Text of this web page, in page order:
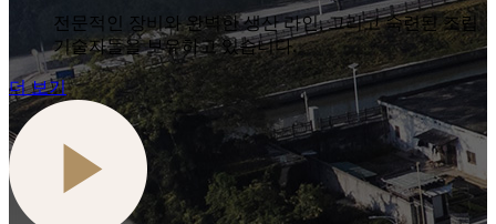
전문적인 장비와 완벽한 생산 라인, 그리고 숙련된 조립
기술자들을 보유하고 있습니다.
더 보기